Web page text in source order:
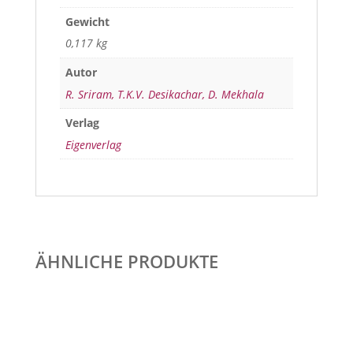
Gewicht
0,117 kg
Autor
R. Sriram, T.K.V. Desikachar, D. Mekhala
Verlag
Eigenverlag
ÄHNLICHE PRODUKTE